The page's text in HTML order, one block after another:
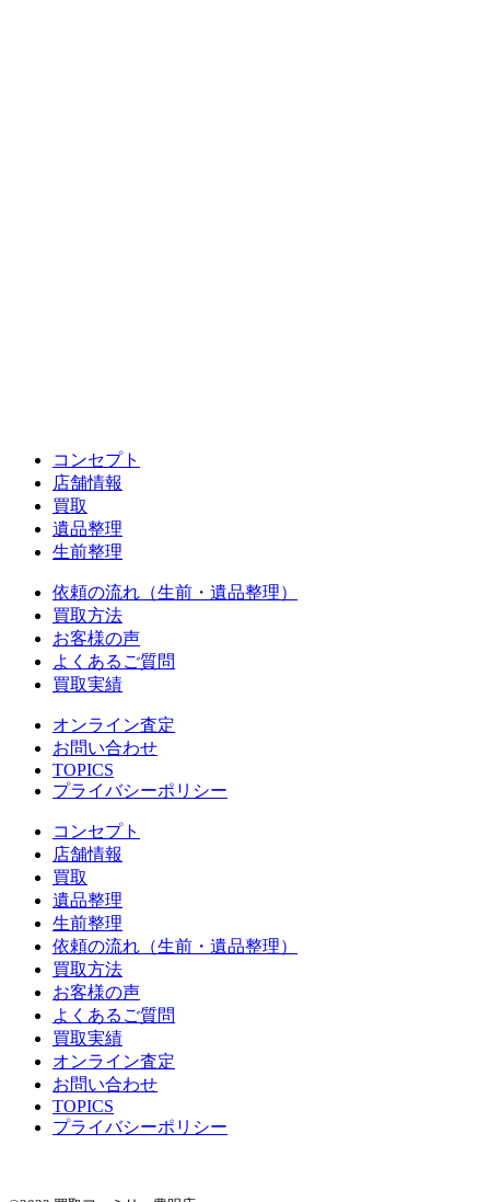
コンセプト
店舗情報
買取
遺品整理
生前整理
依頼の流れ（生前・遺品整理）
買取方法
お客様の声
よくあるご質問
買取実績
オンライン査定
お問い合わせ
TOPICS
プライバシーポリシー
コンセプト
店舗情報
買取
遺品整理
生前整理
依頼の流れ（生前・遺品整理）
買取方法
お客様の声
よくあるご質問
買取実績
オンライン査定
お問い合わせ
TOPICS
プライバシーポリシー